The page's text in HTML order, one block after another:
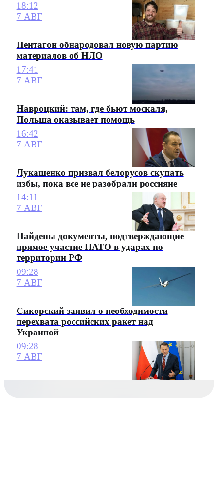
18:12
7 АВГ
Пентагон обнародовал новую партию
материалов об НЛО
17:41
7 АВГ
Навроцкий: там, где бьют москаля,
Польша оказывает помощь
16:42
7 АВГ
Лукашенко призвал белорусов скупать
избы, пока все не разобрали россияне
14:11
7 АВГ
Найдены документы, подтверждающие
прямое участие НАТО в ударах по
территории РФ
09:28
7 АВГ
Сикорский заявил о необходимости
перехвата российских ракет над
Украиной
09:28
7 АВГ